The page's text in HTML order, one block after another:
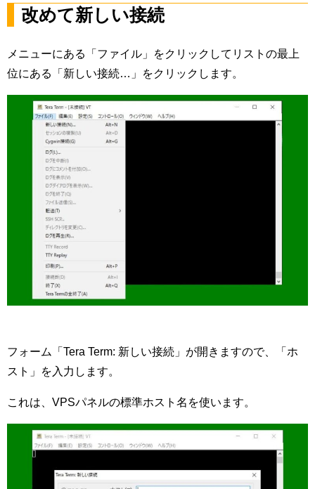
改めて新しい接続
メニューにある「ファイル」をクリックしてリストの最上
位にある「新しい接続…」をクリックします。
フォーム「Tera Term: 新しい接続」が開きますので、「ホ
スト」を入力します。
これは、VPSパネルの標準ホスト名を使います。